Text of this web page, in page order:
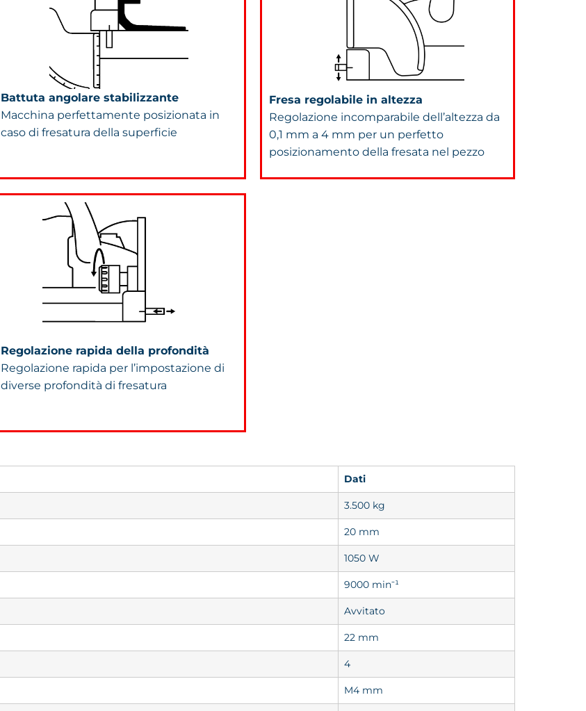
Battuta angolare stabilizzante
Macchina perfettamente posizionata in
caso di fresatura della superficie
Fresa regolabile in altezza
Regolazione incomparabile dell’altezza da
0,1 mm a 4 mm per un perfetto
posizionamento della fresata nel pezzo
Regolazione rapida della profondità
Regolazione rapida per l’impostazione di
diverse profondità di fresatura
Dati
3.500 kg
20 mm
1050 W
9000 min⁻¹
Avvitato
22 mm
4
M4 mm